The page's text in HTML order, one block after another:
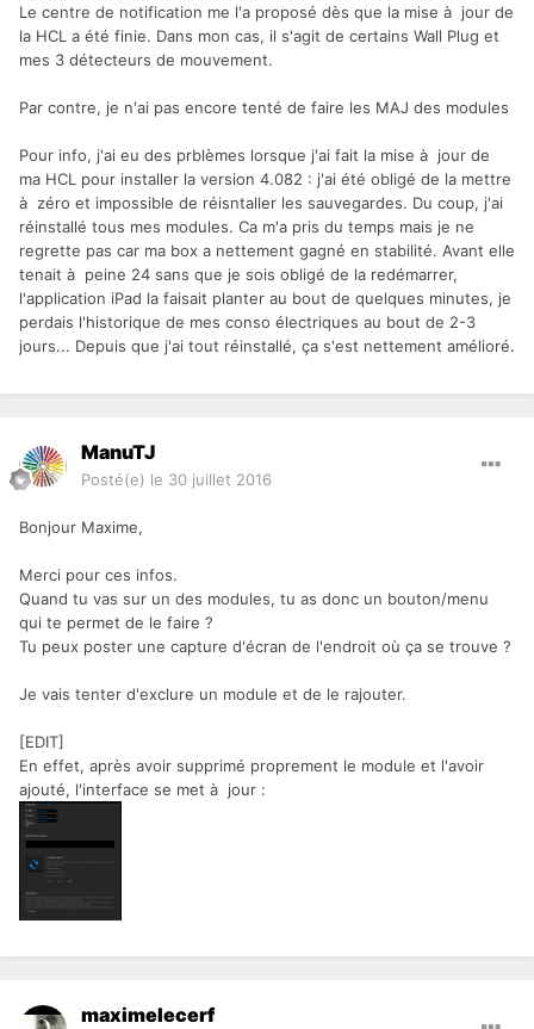
Le centre de notification me l'a proposé dès que la mise à jour de
la HCL a été finie. Dans mon cas, il s'agit de certains Wall Plug et
mes 3 détecteurs de mouvement.
Par contre, je n'ai pas encore tenté de faire les MAJ des modules
Pour info, j'ai eu des prblèmes lorsque j'ai fait la mise à jour de
ma HCL pour installer la version 4.082 : j'ai été obligé de la mettre
à zéro et impossible de réisntaller les sauvegardes. Du coup, j'ai
réinstallé tous mes modules. Ca m'a pris du temps mais je ne
regrette pas car ma box a nettement gagné en stabilité. Avant elle
tenait à peine 24 sans que je sois obligé de la redémarrer,
l'application iPad la faisait planter au bout de quelques minutes, je
perdais l'historique de mes conso électriques au bout de 2-3
jours... Depuis que j'ai tout réinstallé, ça s'est nettement amélioré.
ManuTJ
Posté(e) le 30 juillet 2016
Bonjour Maxime,
Merci pour ces infos.
Quand tu vas sur un des modules, tu as donc un bouton/menu
qui te permet de le faire ?
Tu peux poster une capture d'écran de l'endroit où ça se trouve ?
Je vais tenter d'exclure un module et de le rajouter.
[EDIT]
En effet, après avoir supprimé proprement le module et l'avoir
ajouté, l'interface se met à jour :
maximelecerf